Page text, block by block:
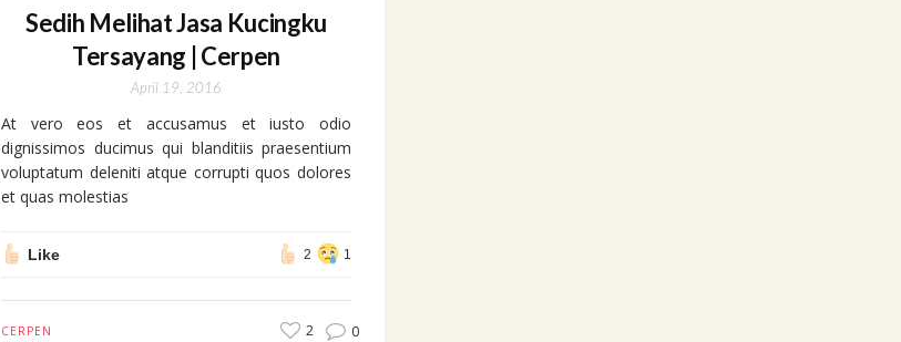
Sedih Melihat Jasa Kucingku
Tersayang | Cerpen
April 19, 2016
At vero eos et accusamus et iusto odio
dignissimos ducimus qui blanditiis praesentium
voluptatum deleniti atque corrupti quos dolores
et quas molestias
Like 2 1
CERPEN 2 0